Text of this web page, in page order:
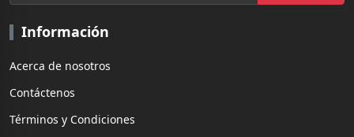
Información
Acerca de nosotros
Contáctenos
Términos y Condiciones